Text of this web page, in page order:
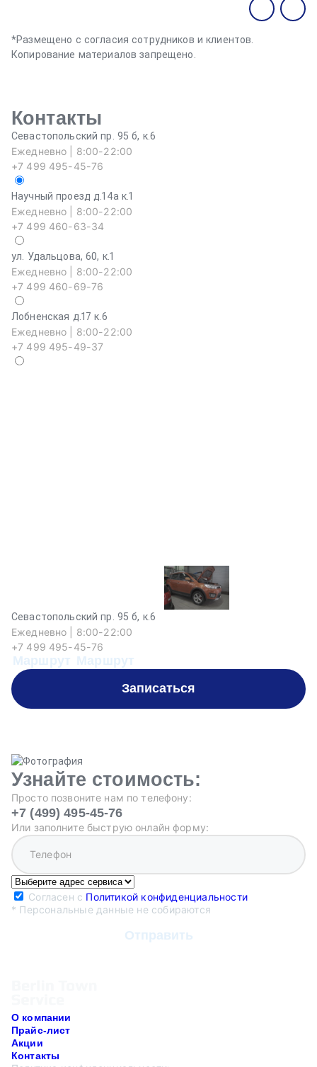
*Размещено с согласия сотрудников и клиентов.
Копирование материалов запрещено.
Контакты
Севастопольский пр. 95 б, к.6
Ежедневно | 8:00-22:00
+7 499 495-45-76
Научный проезд д.14а к.1
Ежедневно | 8:00-22:00
+7 499 460-63-34
ул. Удальцова, 60, к.1
Ежедневно | 8:00-22:00
+7 499 460-69-76
Лобненская д.17 к.6
Ежедневно | 8:00-22:00
+7 499 495-49-37
Севастопольский пр. 95 б, к.6
Ежедневно | 8:00-22:00
+7 499 495-45-76
Маршрут Маршрут
Записаться
Узнайте стоимость:
Просто позвоните нам по телефону:
+7 (499) 495-45-76
Или заполните быструю онлайн форму:
Согласен с Политикой конфиденциальности
* Персональные данные не собираются
О компании
Прайс-лист
Акции
Контакты